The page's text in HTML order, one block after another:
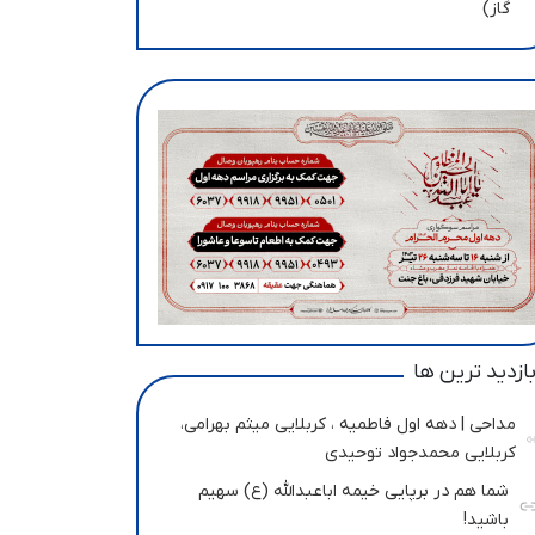
گاز)
ترین ها
مداحی | دهه اول فاطمیه ، کربلایی میثم بهرامی،
کربلایی محمدجواد توحیدی
شما هم در برپایی خیمه اباعبدالله (ع) سهیم
باشید!